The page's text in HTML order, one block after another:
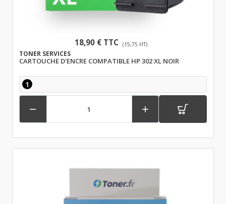
18,90 € TTC (15,75 HT)
TONER SERVICES
CARTOUCHE D'ENCRE COMPATIBLE HP 302 XL NOIR
1
 